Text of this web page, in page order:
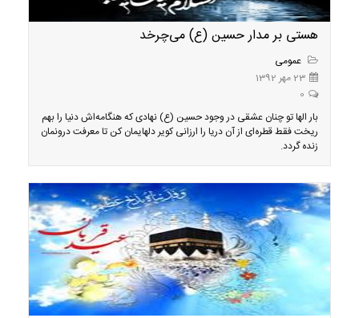
هستی بر مدار حسین (ع) می‌چرخد
عمومی
23 مهر 1392
0
بار الها تو چنان عشقی در وجود حسین (ع) نهادی که هنگامه‌اش دنیا را بهم
ریخت فقط قطره‌ای از آن دریا را ارزانی کویر دلهایمان کن تا معرفت درونمان
زنده گردد.